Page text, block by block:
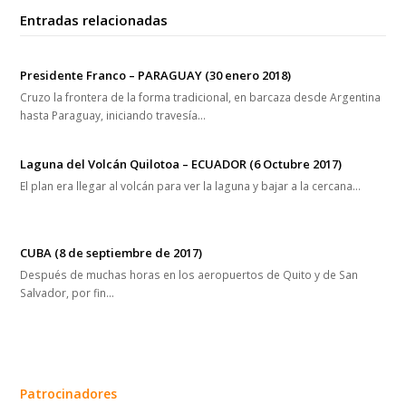
Entradas relacionadas
Presidente Franco – PARAGUAY (30 enero 2018)
Cruzo la frontera de la forma tradicional, en barcaza desde Argentina
hasta Paraguay, iniciando travesía…
Laguna del Volcán Quilotoa – ECUADOR (6 Octubre 2017)
El plan era llegar al volcán para ver la laguna y bajar a la cercana…
CUBA (8 de septiembre de 2017)
Después de muchas horas en los aeropuertos de Quito y de San
Salvador, por fin…
Patrocinadores